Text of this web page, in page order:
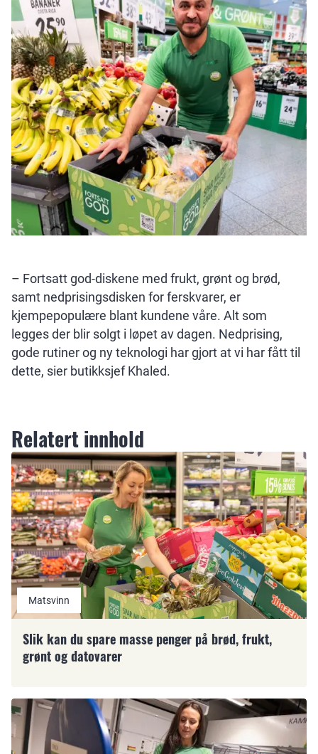
– Fortsatt god-diskene med frukt, grønt og brød,
samt nedprisingsdisken for ferskvarer, er
kjempepopulære blant kundene våre. Alt som
legges der blir solgt i løpet av dagen. Nedprising,
gode rutiner og ny teknologi har gjort at vi har fått til
dette, sier butikksjef Khaled.
Relatert innhold
Matsvinn
Slik kan du spare masse penger på brød, frukt,
grønt og datovarer